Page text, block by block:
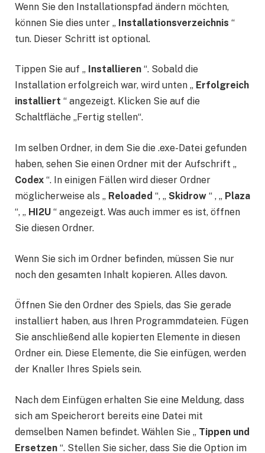
Wenn Sie den Installationspfad ändern möchten,
können Sie dies unter „ Installationsverzeichnis “
tun. Dieser Schritt ist optional.
Tippen Sie auf „ Installieren “. Sobald die
Installation erfolgreich war, wird unten „ Erfolgreich
installiert “ angezeigt. Klicken Sie auf die
Schaltfläche „Fertig stellen“.
Im selben Ordner, in dem Sie die .exe-Datei gefunden
haben, sehen Sie einen Ordner mit der Aufschrift „
Codex “. In einigen Fällen wird dieser Ordner
möglicherweise als „ Reloaded “, „ Skidrow “ , „ Plaza
“, „ HI2U “ angezeigt. Was auch immer es ist, öffnen
Sie diesen Ordner.
Wenn Sie sich im Ordner befinden, müssen Sie nur
noch den gesamten Inhalt kopieren. Alles davon.
Öffnen Sie den Ordner des Spiels, das Sie gerade
installiert haben, aus Ihren Programmdateien. Fügen
Sie anschließend alle kopierten Elemente in diesen
Ordner ein. Diese Elemente, die Sie einfügen, werden
der Knaller Ihres Spiels sein.
Nach dem Einfügen erhalten Sie eine Meldung, dass
sich am Speicherort bereits eine Datei mit
demselben Namen befindet. Wählen Sie „ Tippen und
Ersetzen “. Stellen Sie sicher, dass Sie die Option im